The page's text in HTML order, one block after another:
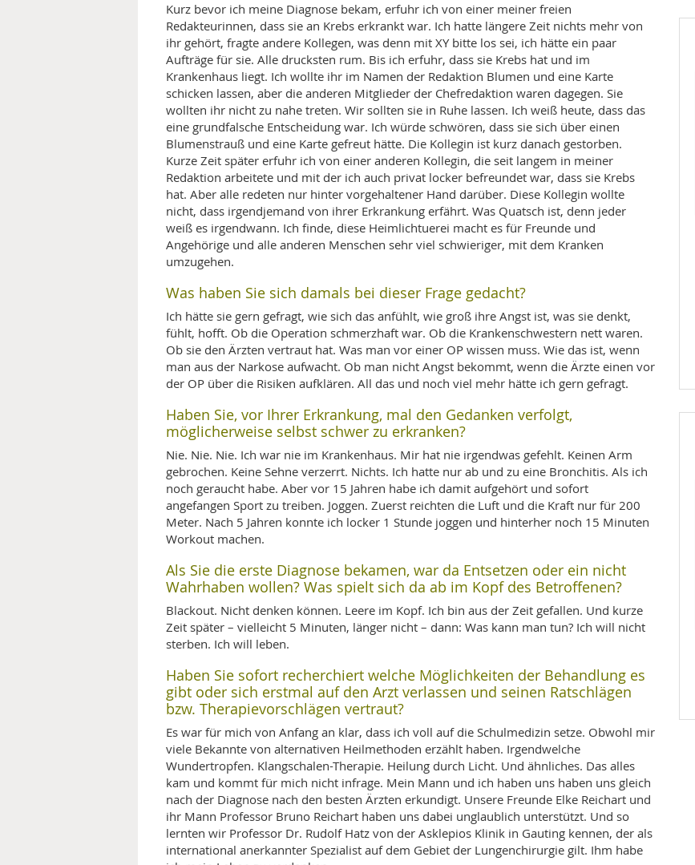
Kurz bevor ich meine Diagnose bekam, erfuhr ich von einer meiner freien
Redakteurinnen, dass sie an Krebs erkrankt war. Ich hatte längere Zeit nichts mehr von
ihr gehört, fragte andere Kollegen, was denn mit XY bitte los sei, ich hätte ein paar
Aufträge für sie. Alle drucksten rum. Bis ich erfuhr, dass sie Krebs hat und im
Krankenhaus liegt. Ich wollte ihr im Namen der Redaktion Blumen und eine Karte
schicken lassen, aber die anderen Mitglieder der Chefredaktion waren dagegen. Sie
wollten ihr nicht zu nahe treten. Wir sollten sie in Ruhe lassen. Ich weiß heute, dass das
eine grundfalsche Entscheidung war. Ich würde schwören, dass sie sich über einen
Blumenstrauß und eine Karte gefreut hätte. Die Kollegin ist kurz danach gestorben.
Kurze Zeit später erfuhr ich von einer anderen Kollegin, die seit langem in meiner
Redaktion arbeitete und mit der ich auch privat locker befreundet war, dass sie Krebs
hat. Aber alle redeten nur hinter vorgehaltener Hand darüber. Diese Kollegin wollte
nicht, dass irgendjemand von ihrer Erkrankung erfährt. Was Quatsch ist, denn jeder
weiß es irgendwann. Ich finde, diese Heimlichtuerei macht es für Freunde und
Angehörige und alle anderen Menschen sehr viel schwieriger, mit dem Kranken
umzugehen.
Was haben Sie sich damals bei dieser Frage gedacht?
Ich hätte sie gern gefragt, wie sich das anfühlt, wie groß ihre Angst ist, was sie denkt,
fühlt, hofft. Ob die Operation schmerzhaft war. Ob die Krankenschwestern nett waren.
Ob sie den Ärzten vertraut hat. Was man vor einer OP wissen muss. Wie das ist, wenn
man aus der Narkose aufwacht. Ob man nicht Angst bekommt, wenn die Ärzte einen vor
der OP über die Risiken aufklären. All das und noch viel mehr hätte ich gern gefragt.
Haben Sie, vor Ihrer Erkrankung, mal den Gedanken verfolgt,
möglicherweise selbst schwer zu erkranken?
Nie. Nie. Nie. Ich war nie im Krankenhaus. Mir hat nie irgendwas gefehlt. Keinen Arm
gebrochen. Keine Sehne verzerrt. Nichts. Ich hatte nur ab und zu eine Bronchitis. Als ich
noch geraucht habe. Aber vor 15 Jahren habe ich damit aufgehört und sofort
angefangen Sport zu treiben. Joggen. Zuerst reichten die Luft und die Kraft nur für 200
Meter. Nach 5 Jahren konnte ich locker 1 Stunde joggen und hinterher noch 15 Minuten
Workout machen.
Als Sie die erste Diagnose bekamen, war da Entsetzen oder ein nicht
Wahrhaben wollen? Was spielt sich da ab im Kopf des Betroffenen?
Blackout. Nicht denken können. Leere im Kopf. Ich bin aus der Zeit gefallen. Und kurze
Zeit später – vielleicht 5 Minuten, länger nicht – dann: Was kann man tun? Ich will nicht
sterben. Ich will leben.
Haben Sie sofort recherchiert welche Möglichkeiten der Behandlung es
gibt oder sich erstmal auf den Arzt verlassen und seinen Ratschlägen
bzw. Therapievorschlägen vertraut?
Es war für mich von Anfang an klar, dass ich voll auf die Schulmedizin setze. Obwohl mir
viele Bekannte von alternativen Heilmethoden erzählt haben. Irgendwelche
Wundertropfen. Klangschalen-Therapie. Heilung durch Licht. Und ähnliches. Das alles
kam und kommt für mich nicht infrage. Mein Mann und ich haben uns haben uns gleich
nach der Diagnose nach den besten Ärzten erkundigt. Unsere Freunde Elke Reichart und
ihr Mann Professor Bruno Reichart haben uns dabei unglaublich unterstützt. Und so
lernten wir Professor Dr. Rudolf Hatz von der Asklepios Klinik in Gauting kennen, der als
international anerkannter Spezialist auf dem Gebiet der Lungenchirurgie gilt. Ihm habe